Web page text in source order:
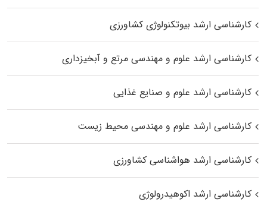
کارشناسی ارشد بیوتکنولوژی کشاورزی
کارشناسی ارشد علوم و مهندسی مرتع و آبخیزداری
کارشناسی ارشد علوم و صنایع غذایی
کارشناسی ارشد علوم و مهندسی محیط زیست
کارشناسی ارشد هواشناسی کشاورزی
کارشناسی ارشد اکوهیدرولوژی